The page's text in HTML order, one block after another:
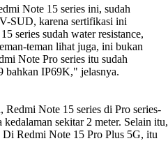
Note 15 series ini, sudah
SUD, karena sertifikasi ini
series sudah water resistance,
teman lihat juga, ini bukan
Note Pro series itu sudah
bahkan IP69K," jelasnya.
Note 15 series di Pro series-
sekitar 2 meter. Selain itu,
Redmi Note 15 Pro Plus 5G, itu